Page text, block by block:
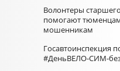
Волонтеры
помогают
мошенникам
Госавтоинспекция
#ДеньВЕЛО-СИМ-